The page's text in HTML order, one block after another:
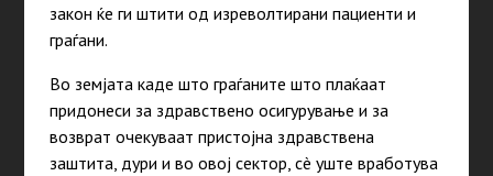
закон ќе ги штити од изреволтирани пациенти и
граѓани.
Во земјата каде што граѓаните што плаќаат
придонеси за здравствено осигурување и за
возврат очекуваат пристојна здравствена
заштита, дури и во овој сектор, сè уште вработува